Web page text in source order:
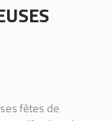
fêtes de